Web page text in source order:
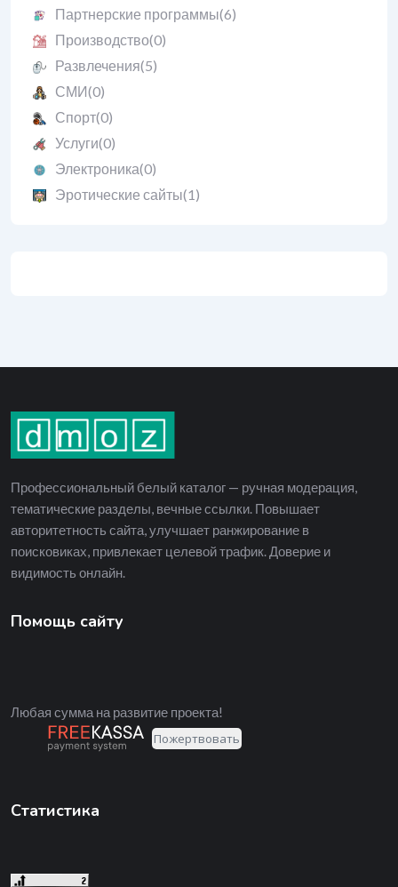
Партнерские программы(6)
Производство(0)
Развлечения(5)
СМИ(0)
Спорт(0)
Услуги(0)
Электроника(0)
Эротические сайты(1)
Профессиональный белый каталог — ручная модерация,
тематические разделы, вечные ссылки. Повышает
авторитетность сайта, улучшает ранжирование в
поисковиках, привлекает целевой трафик. Доверие и
видимость онлайн.
Помощь сайту
Любая сумма на развитие проекта!
Статистика